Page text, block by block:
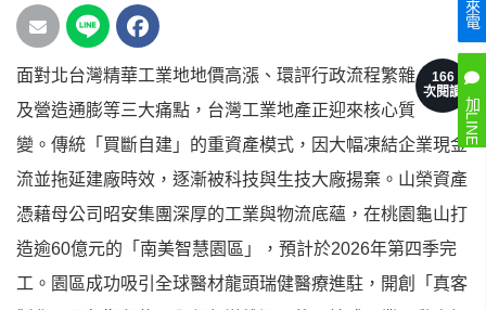
來電
加LINE
166
次閱讀
面對北台灣精華工業地地價高漲、環評行政流程繁雜
及營造通膨等三大痛點，台灣工業地產正迎來核心質
變。傳統「買斷自建」的重資產模式，因大幅凍結企業現金
流並拖延建廠時效，逐漸被科技與生技大廠揚棄。山榮資產
憑藉母公司昭安集團深厚的工業與物流底蘊，在桃園龜山打
造逾60億元的「南美智慧園區」，預計於2026年第四季完
工。園區成功吸引全球醫材龍頭瑞健醫療進駐，開創「真客